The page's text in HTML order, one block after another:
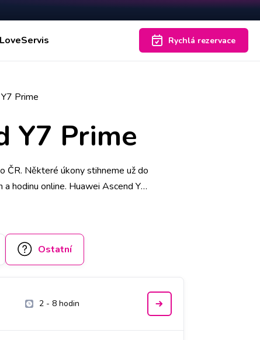
Rychlá rezervace
Prime
Y7 Prime
ČR. Některé úkony stihneme už do
hodinu online. Huawei Ascend Y7
doživotní zárukou a za
Ostatní
2 - 8 hodin